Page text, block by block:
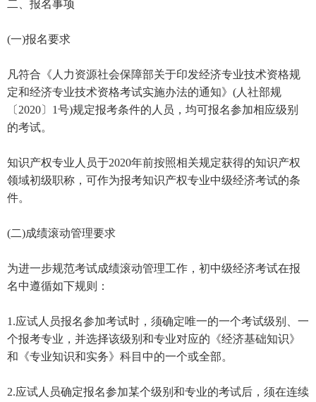
二、报名事项
(一)报名要求
凡符合《人力资源社会保障部关于印发经济专业技术资格规
定和经济专业技术资格考试实施办法的通知》(人社部规
〔2020〕1号)规定报考条件的人员，均可报名参加相应级别
的考试。
知识产权专业人员于2020年前按照相关规定获得的知识产权
领域初级职称，可作为报考知识产权专业中级经济考试的条
件。
(二)成绩滚动管理要求
为进一步规范考试成绩滚动管理工作，初中级经济考试在报
名中遵循如下规则：
1.应试人员报名参加考试时，须确定唯一的一个考试级别、一
个报考专业，并选择该级别和专业对应的《经济基础知识》
和《专业知识和实务》科目中的一个或全部。
2.应试人员确定报名参加某个级别和专业的考试后，须在连续